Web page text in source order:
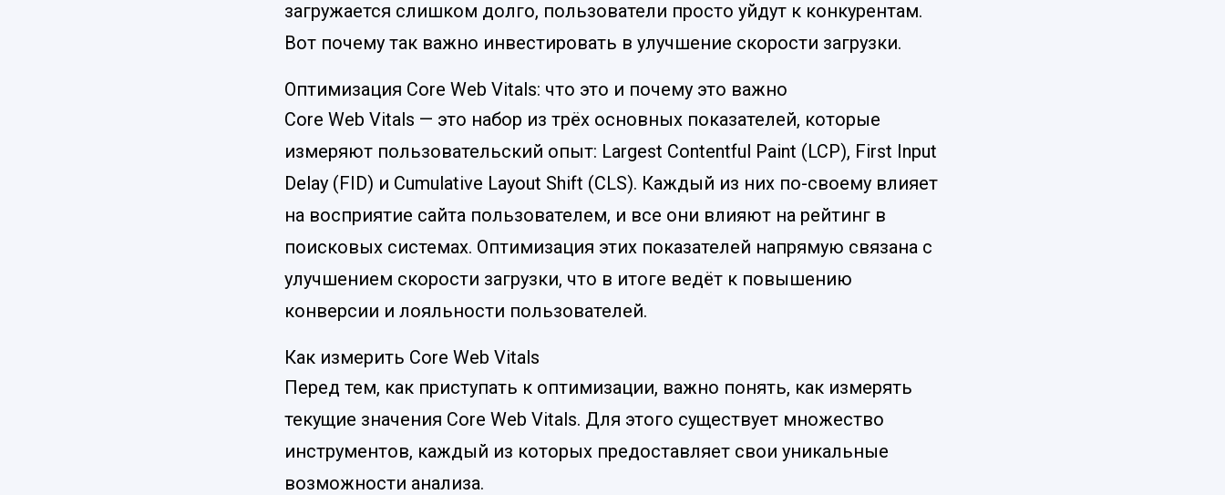
загружается слишком долго, пользователи просто уйдут к конкурентам.
Вот почему так важно инвестировать в улучшение скорости загрузки.
Оптимизация Core Web Vitals: что это и почему это важно
Core Web Vitals — это набор из трёх основных показателей, которые
измеряют пользовательский опыт: Largest Contentful Paint (LCP), First Input
Delay (FID) и Cumulative Layout Shift (CLS). Каждый из них по-своему влияет
на восприятие сайта пользователем, и все они влияют на рейтинг в
поисковых системах. Оптимизация этих показателей напрямую связана с
улучшением скорости загрузки, что в итоге ведёт к повышению
конверсии и лояльности пользователей.
Как измерить Core Web Vitals
Перед тем, как приступать к оптимизации, важно понять, как измерять
текущие значения Core Web Vitals. Для этого существует множество
инструментов, каждый из которых предоставляет свои уникальные
возможности анализа.